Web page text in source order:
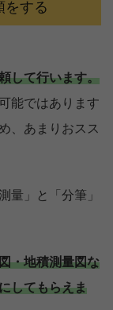
する
して行います。
能ではあります
、あまりおスス
量」と「分筆」
・地積測量図な
してもらえま